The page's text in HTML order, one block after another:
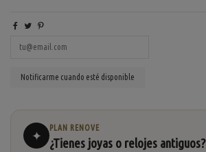
✦
PLAN RENOVE
¿Tienes joyas o relojes antiguos?